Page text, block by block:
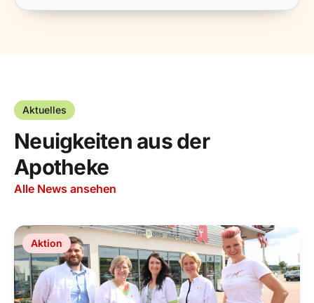
Aktuelles
Neuigkeiten aus der
Apotheke
Alle News ansehen
Aktion